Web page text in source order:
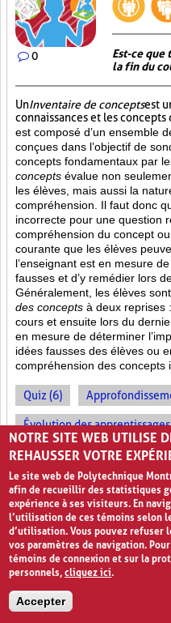
0
Est-ce que
la fin du
UnInventaire de conceptsest
connaissances et les concepts
est composé d’un ensemble
conçues dans l’objectif de
concepts fondamentaux par
concepts évalue non
les élèves, mais aussi la
compréhension. Il faut donc
incorrecte pour une question
compréhension du concept
courante que les élèves
l’enseignant est en mesure
fausses et d’y remédier lors
Généralement, les élèves
des concepts à deux reprises
cours et ensuite lors du
en mesure de déterminer
idées fausses des élèves ou
compréhension des concepts
Quiz (6)
Évolution des
EXERCICES RÉPÉTÉS
0
NOTRE SITE WEB UTILISE
REHAUSSER VOTRE
Le site web de Polytechnique
afin de recueillir des statistiques
expérience à ses visiteurs. En
l’utilisation de ces témoins selon
d’utilisation. Vous pouvez refuser
vos paramètres de navigation.
témoins de connexion et sur la
personnels,cliquez ici.
Accepter